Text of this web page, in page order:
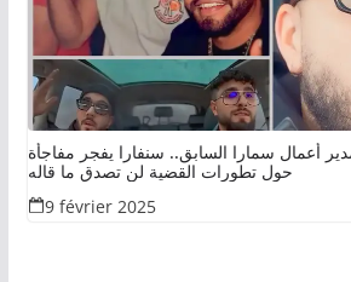
أعمال سمارا السابق.. سنفارا يفجر مفاجأة
حول تطورات القضية لن تصدق ما قاله
9 février 2025